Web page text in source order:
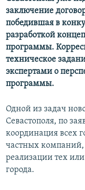
заключение
победившая в
разработкой
программы.
техническое
экспертами о
программы.
Одной из задач
Севастополя, по
координация всех
частных компаний,
реализации тех
города.